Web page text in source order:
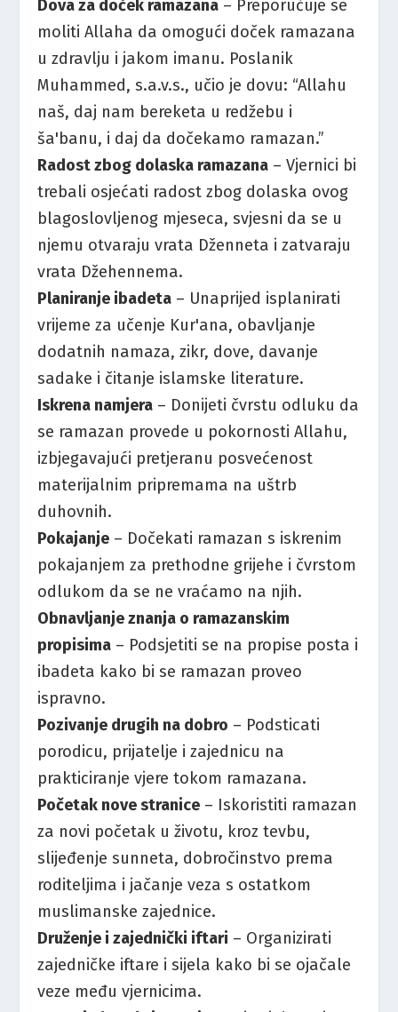
Dova za doček ramazana – Preporučuje se
moliti Allaha da omogući doček ramazana
u zdravlju i jakom imanu. Poslanik
Muhammed, s.a.v.s., učio je dovu: “Allahu
naš, daj nam bereketa u redžebu i
ša'banu, i daj da dočekamo ramazan.”
Radost zbog dolaska ramazana – Vjernici bi
trebali osjećati radost zbog dolaska ovog
blagoslovljenog mjeseca, svjesni da se u
njemu otvaraju vrata Dženneta i zatvaraju
vrata Džehennema.
Planiranje ibadeta – Unaprijed isplanirati
vrijeme za učenje Kur'ana, obavljanje
dodatnih namaza, zikr, dove, davanje
sadake i čitanje islamske literature.
Iskrena namjera – Donijeti čvrstu odluku da
se ramazan provede u pokornosti Allahu,
izbjegavajući pretjeranu posvećenost
materijalnim pripremama na uštrb
duhovnih.
Pokajanje – Dočekati ramazan s iskrenim
pokajanjem za prethodne grijehe i čvrstom
odlukom da se ne vraćamo na njih.
Obnavljanje znanja o ramazanskim
propisima – Podsjetiti se na propise posta i
ibadeta kako bi se ramazan proveo
ispravno.
Pozivanje drugih na dobro – Podsticati
porodicu, prijatelje i zajednicu na
prakticiranje vjere tokom ramazana.
Početak nove stranice – Iskoristiti ramazan
za novi početak u životu, kroz tevbu,
slijeđenje sunneta, dobročinstvo prema
roditeljima i jačanje veza s ostatkom
muslimanske zajednice.
Druženje i zajednički iftari – Organizirati
zajedničke iftare i sijela kako bi se ojačale
veze među vjernicima.